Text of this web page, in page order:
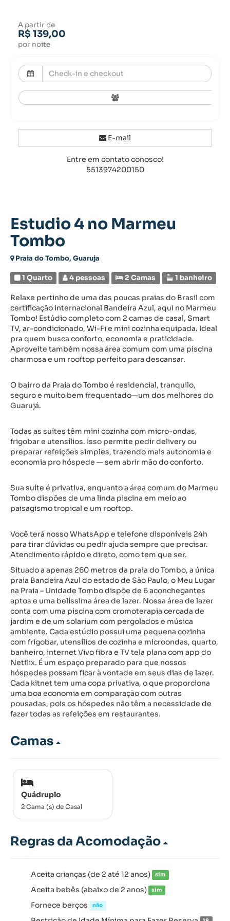
Estudio 4 no Marmeu
Tombo
Praia do Tombo, Guaruja
1 Quarto 4 pessoas 2 Camas 1 banheiro
Relaxe pertinho de uma das poucas praias do Brasil com
certificação internacional Bandeira Azul, aqui no Marmeu
Tombo! Estúdio completo com 2 camas de casal, Smart
TV, ar-condicionado, Wi-Fi e mini cozinha equipada. Ideal
pra quem busca conforto, economia e praticidade.
Aproveite também nossa área comum com uma piscina
charmosa e um rooftop perfeito para descansar.
O bairro da Praia do Tombo é residencial, tranquilo,
seguro e muito bem frequentado—um dos melhores do
Guarujá.
Todas as suítes têm mini cozinha com micro-ondas,
frigobar e utensílios. Isso permite pedir delivery ou
preparar refeições simples, trazendo mais autonomia e
economia pro hóspede — sem abrir mão do conforto.
Sua suíte é privativa, enquanto a área comum do Marmeu
Tombo dispões de uma linda piscina em meio ao
paisagismo tropical e um rooftop.
Você terá nosso WhatsApp e telefone disponíveis 24h
para tirar dúvidas ou pedir ajuda sempre que precisar.
Atendimento rápido e direto, como tem que ser.
Situado a apenas 260 metros da praia do Tombo, a única
praia Bandeira Azul do estado de São Paulo, o Meu Lugar
na Praia – Unidade Tombo dispõe de 6 aconchegantes
aptos e uma belíssima área de lazer. Nossa área de lazer
conta com uma piscina com cromoterapia cercada de
jardim e de um solarium com pergolados e música
ambiente. Cada estúdio possui uma pequena cozinha
com frigobar, utensílios de cozinha e microondas, quarto,
banheiro, internet Vivo fibra e TV tela plana com app do
Netflix. É um espaço preparado para que nossos
hóspedes possam ficar à vontade em seus dias de lazer.
Cada kitnet tem uma copa privativa, o que proporciona
uma boa economia em comparação com outras
pousadas, pois os hóspedes não têm a necessidade de
fazer todas as refeições em restaurantes.
Camas
Quádruplo
2 Cama (s) de Casal
Regras da Acomodação
Aceita crianças (de 2 até 12 anos) sim
Aceita bebês (abaixo de 2 anos) sim
Fornece berços não
A partir de
R$ 139,00
por noite
E-mail
Entre em contato conosco!
5513974200150